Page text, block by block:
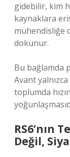
gidebilir, kim
kaynaklara
mühendisliğe
dokunur.
Bu bağlamda
Avant
toplumda
RS6’nın
Değil,